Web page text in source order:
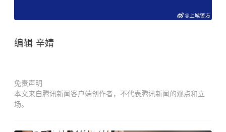
编辑 辛婧
免责声明
本文来自腾讯新闻客户端创作者，不代表腾讯新闻的观点和立
场。